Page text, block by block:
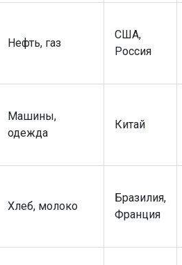
Нефть, газ
США,
Россия
Машины,
одежда
Китай
Хлеб, молоко
Бразилия,
Франция